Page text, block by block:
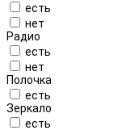
есть
нет
Радио
есть
нет
Полочка
есть
Зеркало
есть